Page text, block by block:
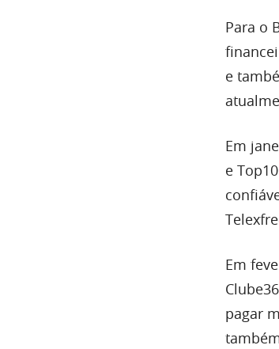
Para o
e
Em
e
Em
pagar